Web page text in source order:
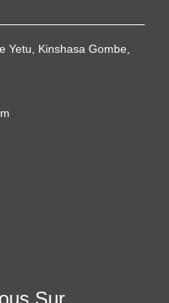
Yetu, Kinshasa Gombe,
Sur